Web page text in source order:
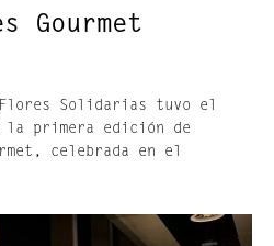
Gourmet
Solidarias tuvo el
primera edición de
celebrada en el